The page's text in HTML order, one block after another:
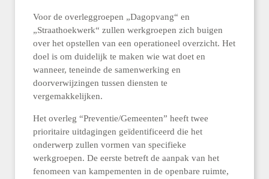
Voor de overleggroepen „Dagopvang“ en
„Straathoekwerk“ zullen werkgroepen zich buigen
over het opstellen van een operationeel overzicht. Het
doel is om duidelijk te maken wie wat doet en
wanneer, teneinde de samenwerking en
doorverwijzingen tussen diensten te
vergemakkelijken.
Het overleg “Preventie/Gemeenten” heeft twee
prioritaire uitdagingen geïdentificeerd die het
onderwerp zullen vormen van specifieke
werkgroepen. De eerste betreft de aanpak van het
fenomeen van kampementen in de openbare ruimte,